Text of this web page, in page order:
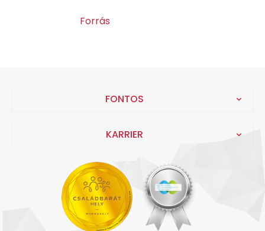
Forrás
FONTOS
KARRIER